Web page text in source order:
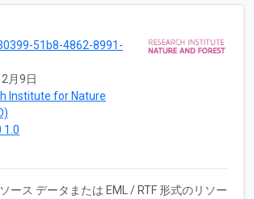
51b8-4862-8991-
月9日
Institute for Nature
1.0
ース データまたは EML / RTF 形式のリソー